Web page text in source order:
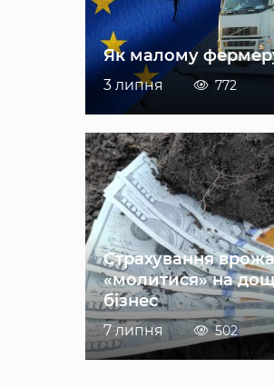
Як малому
3 липня 772
Страхування
«молитися» на дощ
бізнес
7 липня 502